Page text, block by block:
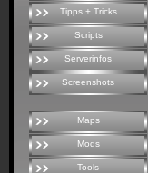
Tipps + Tricks
Scripts
Serverinfos
Screenshots
Maps
Mods
Tools